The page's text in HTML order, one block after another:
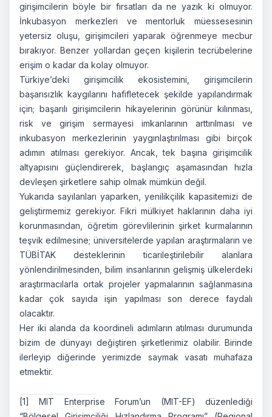
girişimcilerin böyle bir fırsatları da ne yazık ki olmuyor.
İnkubasyon merkezleri ve mentorluk müessesesinin
yetersiz oluşu, girişimcileri yaparak öğrenmeye mecbur
bırakıyor. Benzer yollardan geçen kişilerin tecrübelerine
erişim o kadar da kolay olmuyor.
Türkiye’deki girişimcilik ekosistemini, girişimcilerin
başarısızlık kaygılarını hafifletecek şekilde yapılandırmak
için; başarılı girişimcilerin hikayelerinin görünür kılınması,
risk ve girişim sermayesi imkanlarının arttırılması ve
inkubasyon merkezlerinin yaygınlaştırılması gibi birçok
adımın atılması gerekiyor. Ancak, tek başına girişimcilik
altyapısını güçlendirerek, başlangıç aşamasından hızla
devleşen şirketlere sahip olmak mümkün değil.
Yukarıda sayılanları yaparken, yenilikçilik kapasitemizi de
geliştirmemiz gerekiyor. Fikri mülkiyet haklarının daha iyi
korunmasından, öğretim görevlilerinin şirket kurmalarının
teşvik edilmesine; üniversitelerde yapılan araştırmaların ve
TÜBİTAK desteklerinin ticarileştirilebilir alanlara
yönlendirilmesinden, bilim insanlarının gelişmiş ülkelerdeki
araştırmacılarla ortak projeler yapmalarının sağlanmasına
kadar çok sayıda işin yapılması son derece faydalı
olacaktır.
Her iki alanda da koordineli adımların atılması durumunda
bizim de dünyayı değiştiren şirketlerimiz olabilir. Birinde
ilerleyip diğerinde yerimizde saymak vasatı muhafaza
etmektir.
[1]
MIT Enterprise Forum’un (MIT-EF) düzenlediği